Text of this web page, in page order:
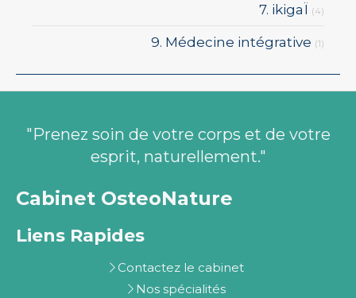
7. ikigaÏ (4)
9. Médecine intégrative (1)
Cabinet OsteoNature
"Prenez soin de votre corps et de votre
esprit, naturellement."
Liens Rapides
Contactez le cabinet
Nos spécialités